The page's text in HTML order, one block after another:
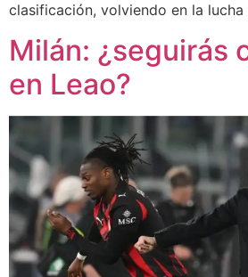
clasificación, volviendo en la
Milán: ¿seguirás
en Leao?